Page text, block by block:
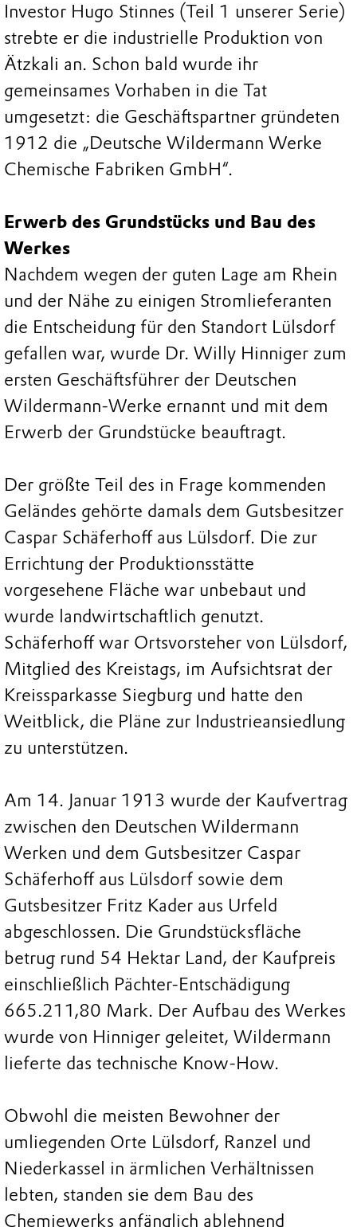
Investor Hugo Stinnes (Teil 1 unserer Serie)
strebte er die industrielle Produktion von
Ätzkali an. Schon bald wurde ihr
gemeinsames Vorhaben in die Tat
umgesetzt: die Geschäftspartner gründeten
1912 die „Deutsche Wildermann Werke
Chemische Fabriken GmbH“.
Erwerb des Grundstücks und Bau des
Werkes
Nachdem wegen der guten Lage am Rhein
und der Nähe zu einigen Stromlieferanten
die Entscheidung für den Standort Lülsdorf
gefallen war, wurde Dr. Willy Hinniger zum
ersten Geschäftsführer der Deutschen
Wildermann-Werke ernannt und mit dem
Erwerb der Grundstücke beauftragt.
Der größte Teil des in Frage kommenden
Geländes gehörte damals dem Gutsbesitzer
Caspar Schäferhoff aus Lülsdorf. Die zur
Errichtung der Produktionsstätte
vorgesehene Fläche war unbebaut und
wurde landwirtschaftlich genutzt.
Schäferhoff war Ortsvorsteher von Lülsdorf,
Mitglied des Kreistags, im Aufsichtsrat der
Kreissparkasse Siegburg und hatte den
Weitblick, die Pläne zur Industrieansiedlung
zu unterstützen.
Am 14. Januar 1913 wurde der Kaufvertrag
zwischen den Deutschen Wildermann
Werken und dem Gutsbesitzer Caspar
Schäferhoff aus Lülsdorf sowie dem
Gutsbesitzer Fritz Kader aus Urfeld
abgeschlossen. Die Grundstücksfläche
betrug rund 54 Hektar Land, der Kaufpreis
einschließlich Pächter-Entschädigung
665.211,80 Mark. Der Aufbau des Werkes
wurde von Hinniger geleitet, Wildermann
lieferte das technische Know-How.
Obwohl die meisten Bewohner der
umliegenden Orte Lülsdorf, Ranzel und
Niederkassel in ärmlichen Verhältnissen
lebten, standen sie dem Bau des
Chemiewerks anfänglich ablehnend